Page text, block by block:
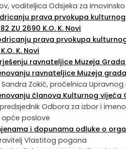
voditeljica Odsjeka za
prava prvokupa
ZU 2690 K.O. K. Novi
prava prvokupa
K. Novi
ravnateljice Muzeja
ravnateljice Muzeja
Sandra Zokić, pročelnica
članova Kulturnog vijeća
Odbora za izbor i
poslove
i dopunama odluke o
Vlastitog pogona